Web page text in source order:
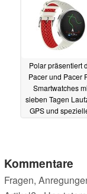
Polar präsentiert
Pacer und Pacer
Smartwatches
sieben Tagen
GPS und
Kommentare
Fragen,